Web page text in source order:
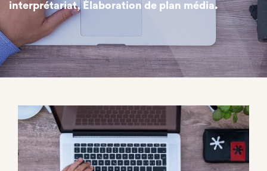
interprétariat, Élaboration de plan média.